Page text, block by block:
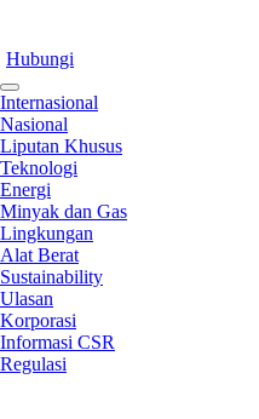
Hubungi
Internasional
Nasional
Liputan Khusus
Teknologi
Energi
Minyak dan Gas
Lingkungan
Alat Berat
Sustainability
Ulasan
Korporasi
Informasi CSR
Regulasi